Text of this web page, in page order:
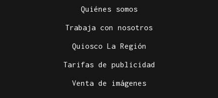
Quiénes somos
Trabaja con nosotros
Quiosco La Región
Tarifas de publicidad
Venta de imágenes